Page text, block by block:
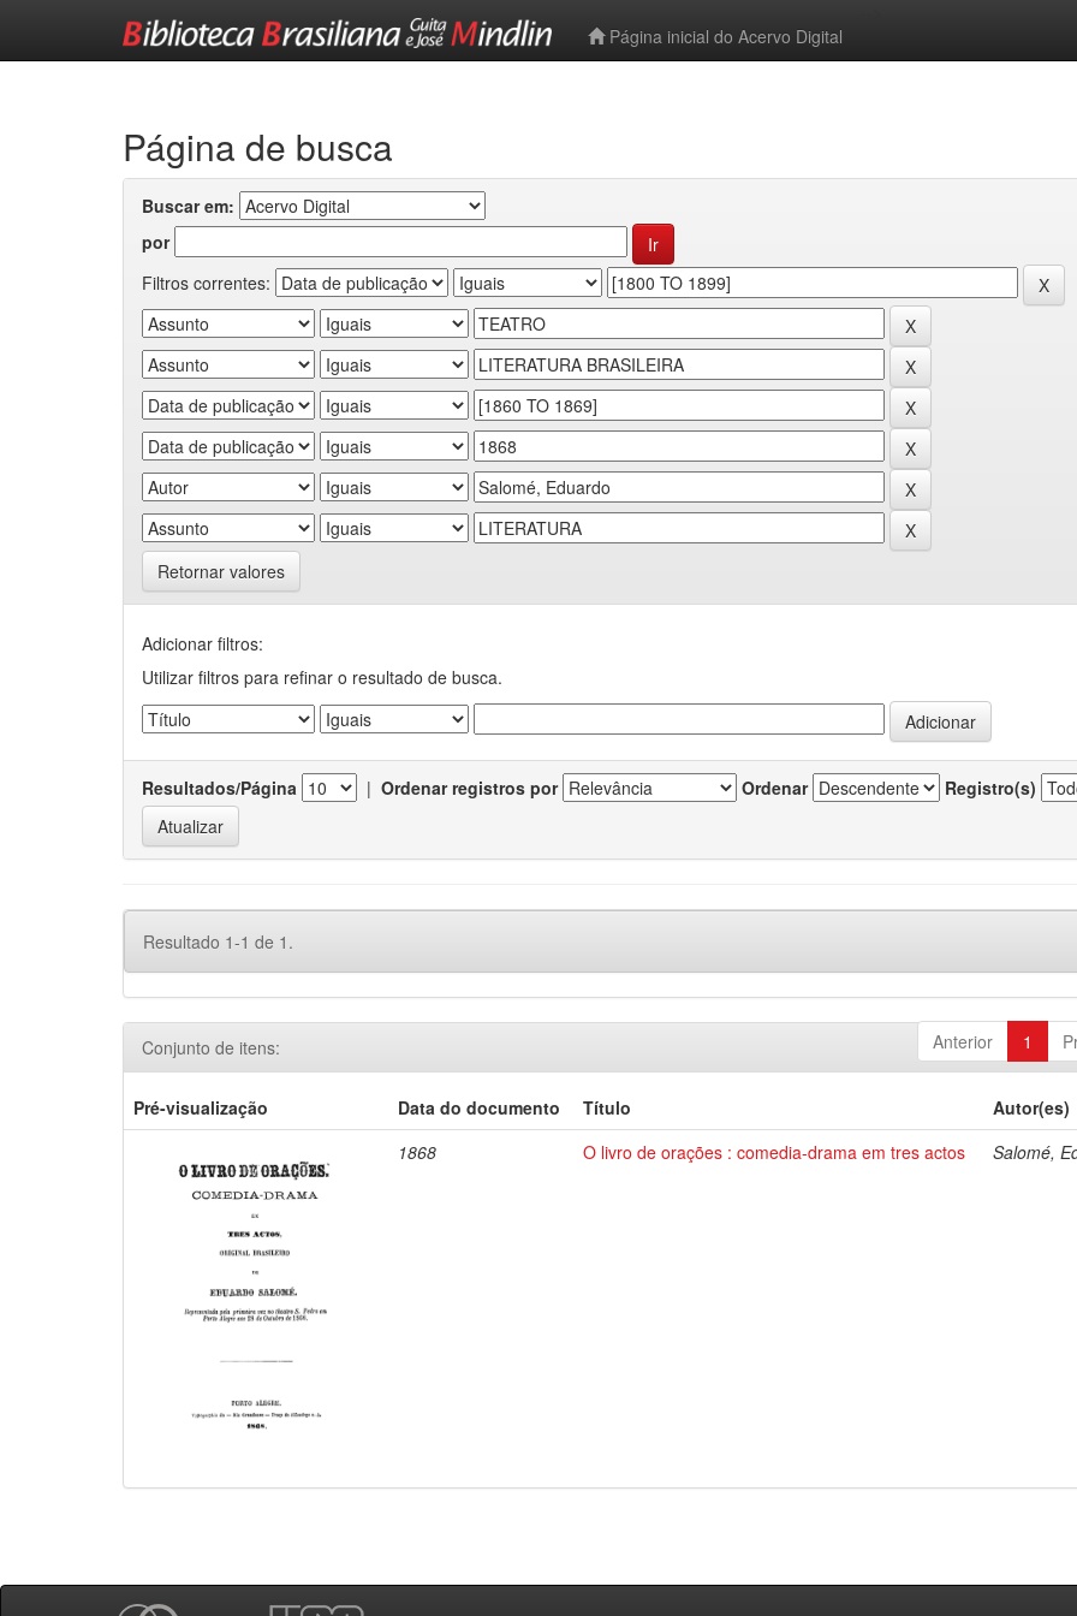
Página inicial do Acervo Digital
Página de busca
Buscar em:
por
Filtros correntes:
Retornar valores
Adicionar filtros:
Utilizar filtros para refinar o resultado de busca.
Resultados/Página | Ordenar registros por Ordenar Registro(s)
Resultado 1-1 de 1.
Anterior 1
Conjunto de itens:
Pré-visualização Data do documento Título
Autor(es)
1868
O livro de orações : comedia-drama em tres actos Salomé,